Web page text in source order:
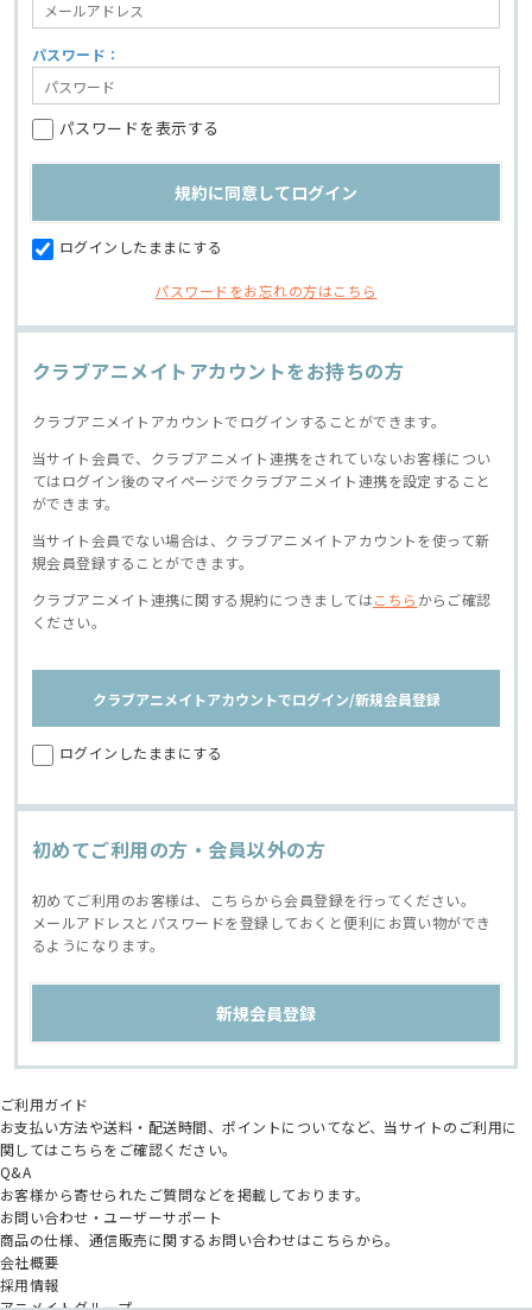
パスワード：
パスワードを表示する
ログインしたままにする
パスワードをお忘れの方はこちら
クラブアニメイトアカウントをお持ちの方
クラブアニメイトアカウントでログインすることができます。
当サイト会員で、クラブアニメイト連携をされていないお客様につい
てはログイン後のマイページでクラブアニメイト連携を設定すること
ができます。
当サイト会員でない場合は、クラブアニメイトアカウントを使って新
規会員登録することができます。
クラブアニメイト連携に関する規約につきましてはこちら からご確認
ください。
クラブアニメイトアカウントでログイン/新規会員登録
ログインしたままにする
初めてご利用の方・会員以外の方
初めてご利用のお客様は、こちらから会員登録を行ってください。
メールアドレスとパスワードを登録しておくと便利にお買い物ができ
るようになります。
ご利用ガイド
お支払い方法や送料・配送時間、ポイントについてなど、当サイトのご利用に
関してはこちらをご確認ください。
Q&A
お客様から寄せられたご質問などを掲載しております。
お問い合わせ・ユーザーサポート
商品の仕様、通信販売に関するお問い合わせはこちらから。
会社概要
採用情報